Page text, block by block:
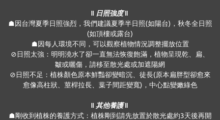
‖ 日照強度 ‖
☗因台灣夏季日照強烈，我們建議夏季半日照(如陽台)，秋冬全日照
(如頂樓或露台)
☗因每人環境不同，可以觀察植物情況調整擺放位置
⊘日照太強：明明澆水了卻一直無法恢復飽滿，植物呈現乾、扁、
皺或曬傷，請移至散光處或加遮陽網
⊘日照不足：植株顏色原本鮮豔卻變暗沉、徒長(原本扁胖型卻愈來
愈像高柱狀、莖桿拉長、葉子間距變寬)，中心點變嫩綠色
‖ 其他養護 ‖
☗剛收到植株的養護方式：植株剛到請先放置於散光處約3天後再開